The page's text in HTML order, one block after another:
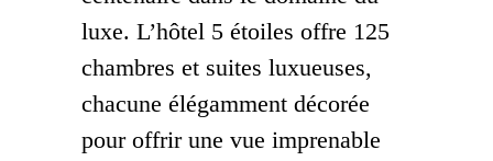
luxe. L’hôtel 5 étoiles offre 125
chambres et suites luxueuses,
chacune élégamment décorée
pour offrir une vue imprenable